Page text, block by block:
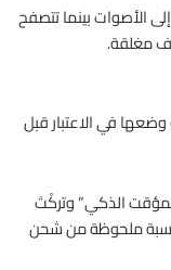
الأصوات بينما تتصفح
مغلقة.
في الاعتبار قبل
الذكي” وتركْتَ
نسبة ملحوظة من شحن